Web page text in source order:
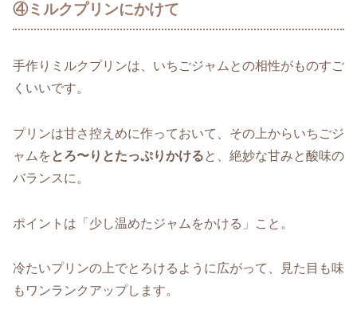
④ミルクプリンにかけて
手作りミルクプリンは、いちごジャムとの相性がものすご
くいいです。
プリンは甘さ控えめに作っておいて、その上からいちごジ
ャムを とろ〜りとたっぷりかけると、絶妙な甘みと酸味の
バランスに。
ポイントは「少し温めたジャムをかける」こと。
冷たいプリンの上でとろけるように広がって、見た目も味
もワンランクアップします。